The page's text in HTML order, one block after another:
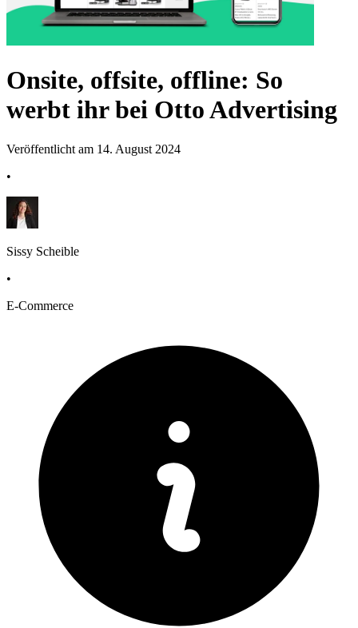
Onsite, offsite, offline: So
werbt ihr bei Otto Advertising
Veröffentlicht am 14. August 2024
•
Sissy Scheible
•
E-Commerce